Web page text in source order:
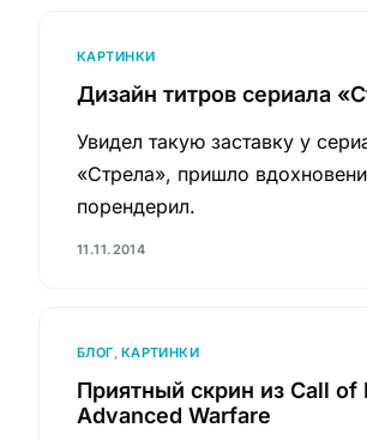
КАРТИНКИ
Дизайн титров сериала
Увидел такую заставку у
«Стрела», пришло
порендерил.
11.11.2014
БЛОГ, КАРТИНКИ
Приятный скрин из Call of
Advanced Warfare